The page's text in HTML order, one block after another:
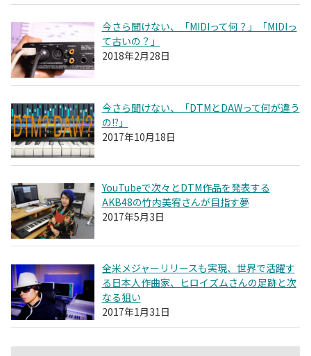
今さら聞けない、「MIDIって何？」「MIDIっ
て古いの？」
2018年2月28日
今さら聞けない、「DTMとDAWって何が違う
の!?」
2017年10月18日
YouTubeで次々とDTM作品を発表する
AKB48の竹内美宥さんが目指す夢
2017年5月3日
全米メジャーリリースも実現、世界で活躍す
る日本人作曲家、ヒロイズムさんの足跡と次
なる狙い
2017年1月31日